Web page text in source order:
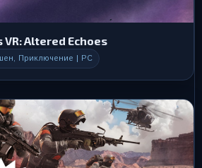
Altered Echoes
Приключение | PC